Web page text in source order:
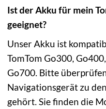
Ist der Akku für mein
geeignet?
Unser Akku ist
TomTom Go300,
Go700. Bitte
Navigationsgerät zu
gehört. Sie finden die